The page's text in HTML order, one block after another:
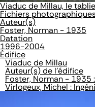
Viaduc de Millau, le
Fichiers
Auteur(s)
Foster, Norman - 1935
Datation
1996-2004
Édifice
Viaduc de Millau
Auteur(s) de l'édifice
Foster, Norman - 1935
Virlogeux, Michel :